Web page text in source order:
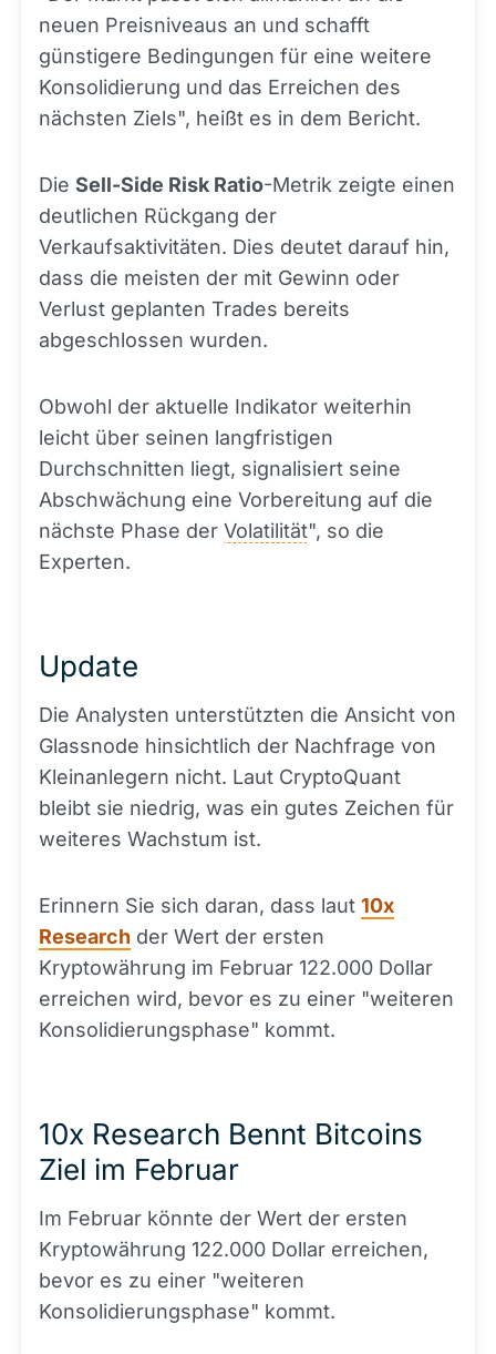
neuen Preisniveaus an und schafft
günstigere Bedingungen für eine weitere
Konsolidierung und das Erreichen des
nächsten Ziels", heißt es in dem Bericht.
Die Sell-Side Risk Ratio-Metrik zeigte einen
deutlichen Rückgang der
Verkaufsaktivitäten. Dies deutet darauf hin,
dass die meisten der mit Gewinn oder
Verlust geplanten Trades bereits
abgeschlossen wurden.
Obwohl der aktuelle Indikator weiterhin
leicht über seinen langfristigen
Durchschnitten liegt, signalisiert seine
Abschwächung eine Vorbereitung auf die
nächste Phase der Volatilität", so die
Experten.
Update
Die Analysten unterstützten die Ansicht von
Glassnode hinsichtlich der Nachfrage von
Kleinanlegern nicht. Laut CryptoQuant
bleibt sie niedrig, was ein gutes Zeichen für
weiteres Wachstum ist.
Erinnern Sie sich daran, dass laut 10x
Research der Wert der ersten
Kryptowährung im Februar 122.000 Dollar
erreichen wird, bevor es zu einer "weiteren
Konsolidierungsphase" kommt.
10x Research Bennt Bitcoins
Ziel im Februar
Im Februar könnte der Wert der ersten
Kryptowährung 122.000 Dollar erreichen,
bevor es zu einer "weiteren
Konsolidierungsphase" kommt.